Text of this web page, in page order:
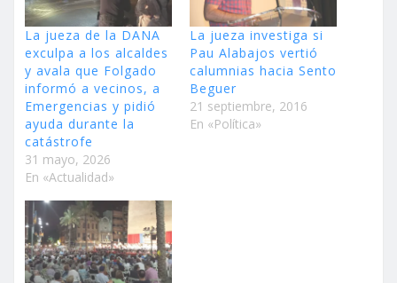
La jueza de la DANA
exculpa a los alcaldes
y avala que Folgado
informó a vecinos, a
Emergencias y pidió
ayuda durante la
catástrofe
31 mayo, 2026
En «Actualidad»
La jueza investiga si
Pau Alabajos vertió
calumnias hacia Sento
Beguer
21 septiembre, 2016
En «Política»